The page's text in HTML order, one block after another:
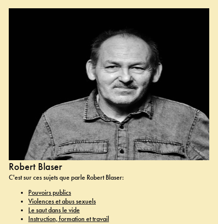
Robert Blaser
C'est sur ces sujets que parle Robert Blaser:
Pouvoirs publics
Violences et abus sexuels
Le saut dans le vide
Instruction, formation et travail